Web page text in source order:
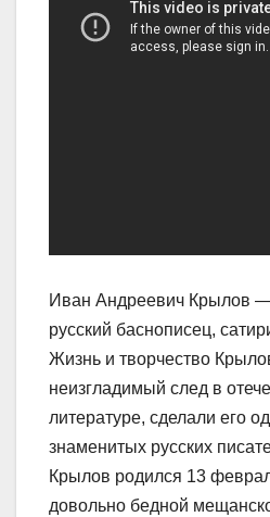
Иван Андреевич Крылов
русский баснописец,
Жизнь и творчество
неизгладимый след в
литературе, сделали его
знаменитых русских
Крылов родился 13
довольно бедной